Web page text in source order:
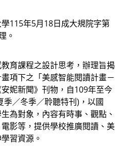
115年5月18日成大規院字第
。
育課程之設計思考，辦理旨揭
項下之「美感智能閱讀計畫－
妮新聞》刊物，自109年至今
季／冬季／聆聽特刊)，以國
為對象，內容有時事、觀點、
影等，提供學校推廣閱讀、美
習資源。